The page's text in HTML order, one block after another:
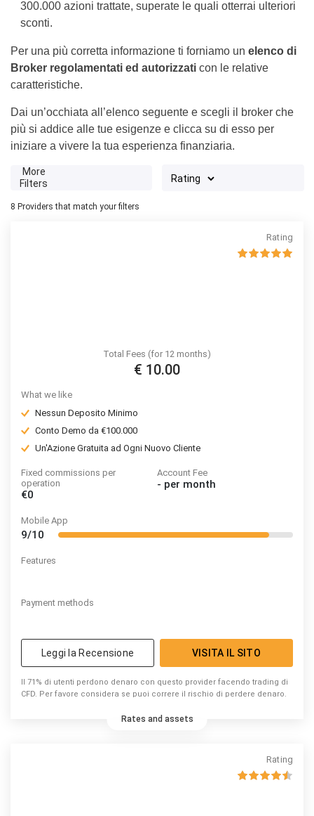
300.000 azioni trattate, superate le quali otterrai ulteriori
sconti.
Per una più corretta informazione ti forniamo un elenco di
Broker regolamentati ed autorizzati con le relative
caratteristiche.
Dai un’occhiata all’elenco seguente e scegli il broker che
più si addice alle tue esigenze e clicca su di esso per
iniziare a vivere la tua esperienza finanziaria.
More
Filters
8 Providers that match your filters
Rating
Total Fees (for 12 months)
€ 10.00
What we like
Nessun Deposito Minimo
Conto Demo da €100.000
Un'Azione Gratuita ad Ogni Nuovo Cliente
Fixed commissions per
operation
€0
Account Fee
- per month
Mobile App
9/10
Features
Payment methods
Leggi la Recensione VISITA IL SITO
Il 71% di utenti perdono denaro con questo provider facendo trading di
CFD. Per favore considera se puoi correre il rischio di perdere denaro.
Rates and assets
Rating